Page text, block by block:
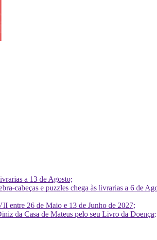
a 13 de Agosto;
cabeças e puzzles chega às livrarias a 6 de
entre 26 de Maio e 13 de Junho de 2027;
da Casa de Mateus pelo seu Livro da Doença;